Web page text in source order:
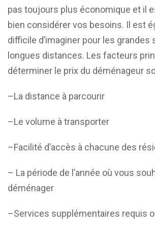
pas toujours plus économique et il
bien considérer vos besoins. Il est
difficile d’imaginer pour les
longues distances. Les facteurs
déterminer le prix du déménageur
–La distance à parcourir
–Le volume à transporter
–Facilité d’accès à chacune des
– La période de l’année où vous
déménager
–Services supplémentaires requis